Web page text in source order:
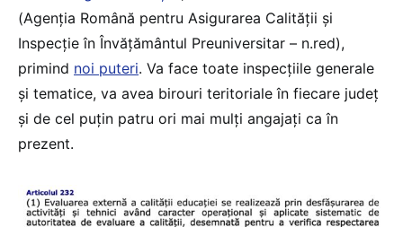
(Agenția Română pentru Asigurarea Calității și
Inspecție în Învățământul Preuniversitar – n.red),
primind noi puteri. Va face toate inspecțiile generale
și tematice, va avea birouri teritoriale în fiecare județ
și de cel puțin patru ori mai mulți angajați ca în
prezent.